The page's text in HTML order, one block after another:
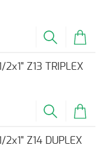
2x1" Z13 TRIPLEX
2x1" Z14 DUPLEX